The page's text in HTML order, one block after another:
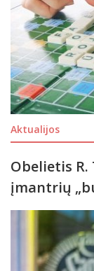
Aktualijos
Obelietis
įmantrių